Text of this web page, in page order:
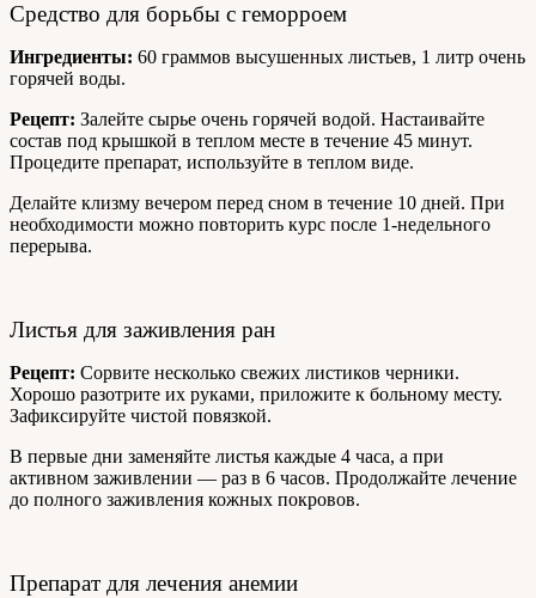
Средство для борьбы с геморроем
Ингредиенты: 60 граммов высушенных листьев, 1 литр очень
горячей воды.
Рецепт: Залейте сырье очень горячей водой. Настаивайте
состав под крышкой в теплом месте в течение 45 минут.
Процедите препарат, используйте в теплом виде.
Делайте клизму вечером перед сном в течение 10 дней. При
необходимости можно повторить курс после 1-недельного
перерыва.
Листья для заживления ран
Рецепт: Сорвите несколько свежих листиков черники.
Хорошо разотрите их руками, приложите к больному месту.
Зафиксируйте чистой повязкой.
В первые дни заменяйте листья каждые 4 часа, а при
активном заживлении — раз в 6 часов. Продолжайте лечение
до полного заживления кожных покровов.
Препарат для лечения анемии